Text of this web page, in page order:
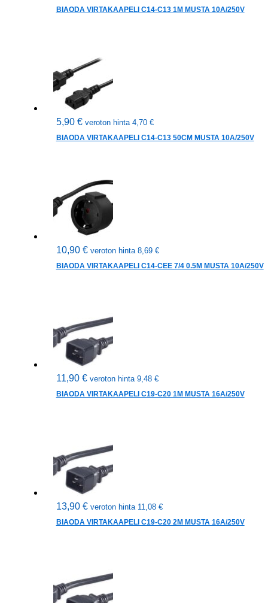
BIAODA VIRTAKAAPELI C14-C13 1M MUSTA 10A/250V
5,90 € veroton hinta 4,70 €
BIAODA VIRTAKAAPELI C14-C13 50CM MUSTA 10A/250V
10,90 € veroton hinta 8,69 €
BIAODA VIRTAKAAPELI C14-CEE 7/4 0.5M MUSTA 10A/250V
11,90 € veroton hinta 9,48 €
BIAODA VIRTAKAAPELI C19-C20 1M MUSTA 16A/250V
13,90 € veroton hinta 11,08 €
BIAODA VIRTAKAAPELI C19-C20 2M MUSTA 16A/250V